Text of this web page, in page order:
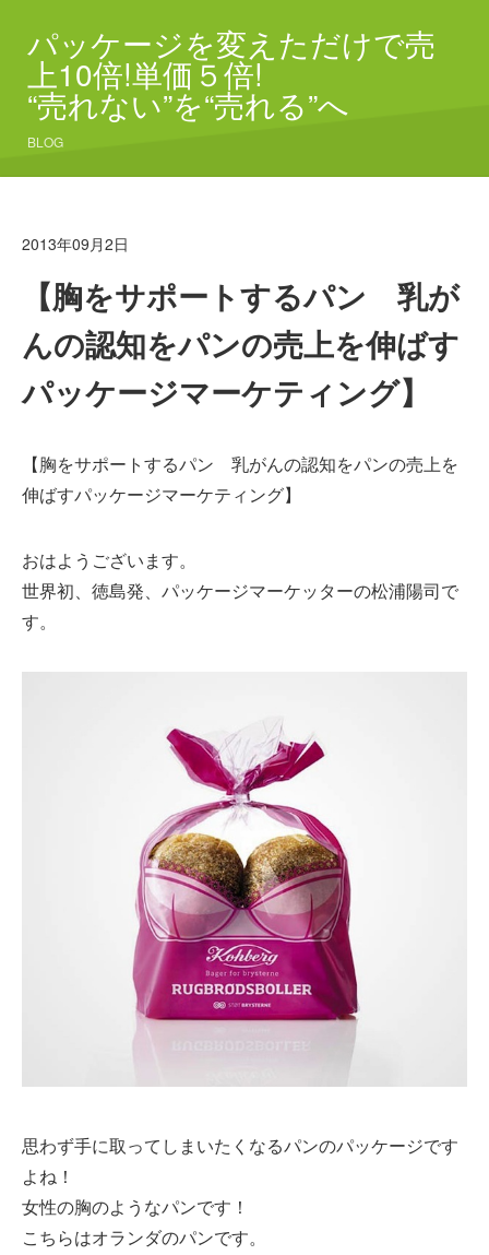
パッケージを変えただけで売
上10倍!単価５倍!
“売れない”を“売れる”へ
BLOG
2013年09月2日
【胸をサポートするパン 乳が
んの認知をパンの売上を伸ばす
パッケージマーケティング】
【胸をサポートするパン 乳がんの認知をパンの売上を
伸ばすパッケージマーケティング】
おはようございます。
世界初、徳島発、パッケージマーケッターの松浦陽司で
す。
思わず手に取ってしまいたくなるパンのパッケージです
よね！
女性の胸のようなパンです！
こちらはオランダのパンです。